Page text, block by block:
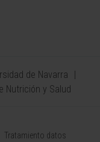
de Navarra
Nutrición y Salud
Tratamiento datos